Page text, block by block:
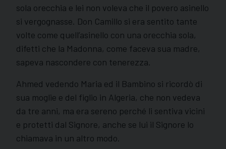
sola orecchia e lei non voleva che il povero asinello
si vergognasse. Don Camillo si era sentito tante
volte come quell’asinello con una orecchia sola,
difetti che la Madonna, come faceva sua madre,
sapeva nascondere con tenerezza.
Ahmed vedendo Maria ed il Bambino si ricordò di
sua moglie e del figlio in Algeria, che non vedeva
da tre anni, ma era sereno perché li sentiva vicini
e protetti dal Signore, anche se lui il Signore lo
chiamava in un altro modo.